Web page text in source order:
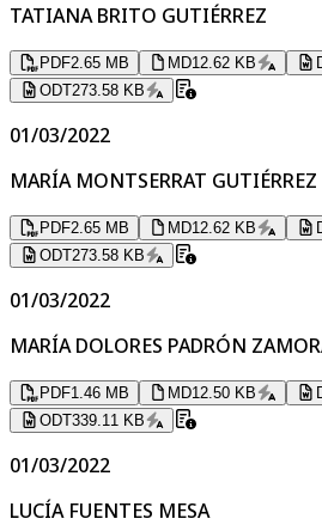
TATIANA BRITO GUTIÉRREZ
PDF2.65 MB MD12.62 KB
ODT273.58 KB
01/03/2022
MARÍA MONTSERRAT
PDF2.65 MB MD12.62 KB
ODT273.58 KB
01/03/2022
MARÍA DOLORES PADRÓN
PDF1.46 MB MD12.50 KB
ODT339.11 KB
01/03/2022
LUCÍA FUENTES MESA